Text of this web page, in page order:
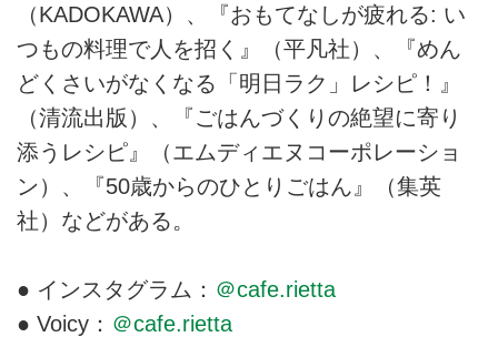
（KADOKAWA）、『おもてなしが疲れる: い
つもの料理で人を招く』（平凡社）、『めん
どくさいがなくなる「明日ラク」レシピ！』
（清流出版）、『ごはんづくりの絶望に寄り
添うレシピ』（エムディエヌコーポレーショ
ン）、『50歳からのひとりごはん』（集英
社）などがある。
● インスタグラム： ＠cafe.rietta
● Voicy： ＠cafe.rietta